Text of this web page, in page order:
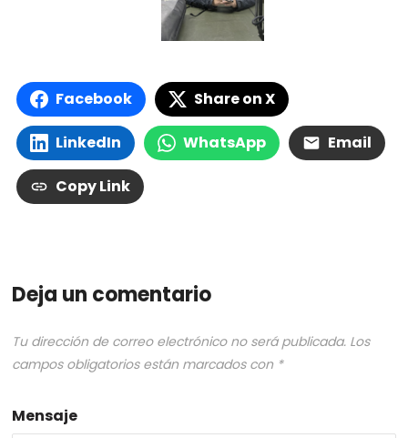
Facebook Share on X
LinkedIn WhatsApp Email
Copy Link
Deja un comentario
Tu dirección de correo electrónico no será publicada. Los
campos obligatorios están marcados con *
Mensaje